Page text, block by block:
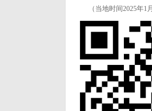
（当地时间2025年1月